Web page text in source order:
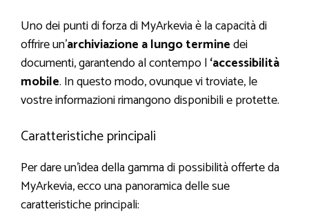
Uno dei punti di forza di MyArkevia è la capacità di
offrire un’archiviazione a lungo terminedei
documenti, garantendo al contempo l‘accessibilità
mobile. In questo modo, ovunque vi troviate, le
vostre informazioni rimangono disponibili e protette.
Caratteristiche principali
Per dare un’idea della gamma di possibilità offerte da
MyArkevia, ecco una panoramica delle sue
caratteristiche principali: